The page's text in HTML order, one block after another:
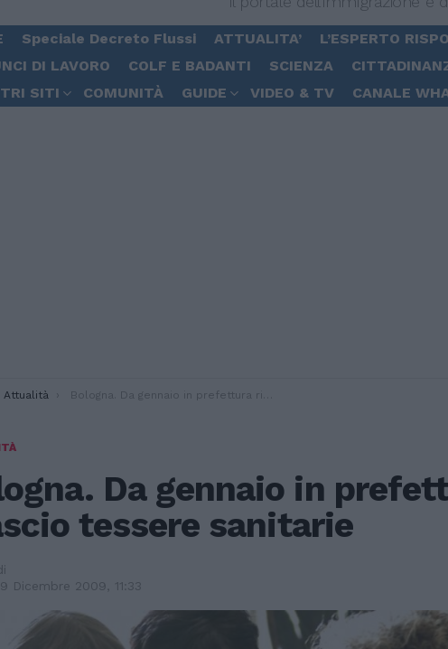
Speciale Decreto Flussi ATTUALITA’ L’ESPERTO
DI LAVORO
COLF E BADANTI SCIENZA
SITI
COMUNITÀ GUIDE VIDEO & TV CANALE
Attualità Bologna. Da gennaio in prefettura rilascio tessere sanitarie
Da gennaio in
tessere sanitarie
Dicembre 2009, 11:33